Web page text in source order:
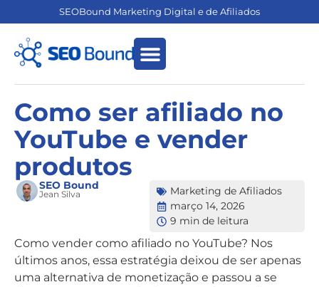
SEOBound Marketing Digital e de Afiliados
Como ser afiliado no
YouTube e vender
produtos
SEO Bound
Jean Silva
Marketing de Afiliados
março 14, 2026
9 min de leitura
Como vender como afiliado no YouTube? Nos
últimos anos, essa estratégia deixou de ser apenas
uma alternativa de monetização e passou a se